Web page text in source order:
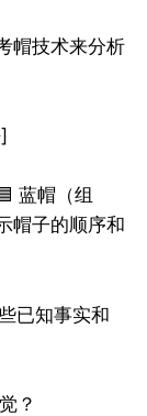
帽技术来分析
蓝帽（组
帽子的顺序和
已知事实和
？